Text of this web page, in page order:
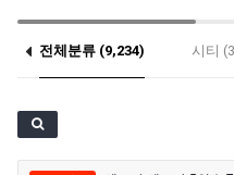
전체분류 (9,234) 시티